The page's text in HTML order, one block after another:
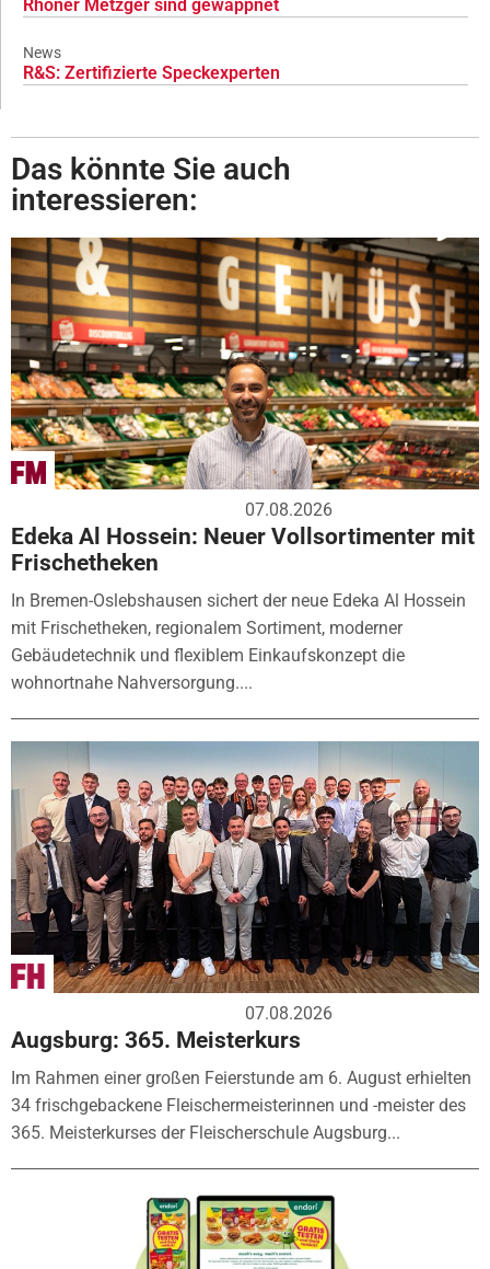
Rhöner Metzger sind gewappnet
News
R&S: Zertifizierte Speckexperten
Das könnte Sie auch
interessieren:
07.08.2026
Edeka Al Hossein: Neuer Vollsortimenter mit
Frischetheken
In Bremen-Oslebshausen sichert der neue Edeka Al Hossein
mit Frischetheken, regionalem Sortiment, moderner
Gebäudetechnik und flexiblem Einkaufskonzept die
wohnortnahe Nahversorgung....
07.08.2026
Augsburg: 365. Meisterkurs
Im Rahmen einer großen Feierstunde am 6. August erhielten
34 frischgebackene Fleischermeisterinnen und -meister des
365. Meisterkurses der Fleischerschule Augsburg...